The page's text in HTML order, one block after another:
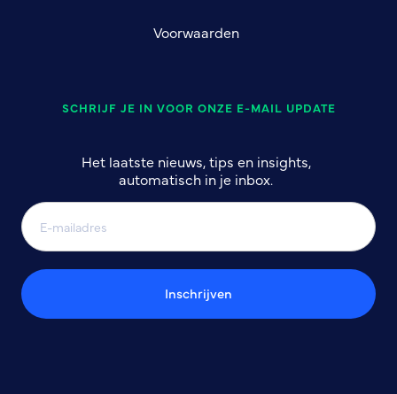
Voorwaarden
SCHRIJF JE IN VOOR ONZE E-MAIL UPDATE
Het laatste nieuws, tips en insights,
automatisch in je inbox.